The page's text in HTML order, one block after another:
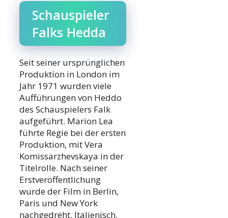
Schauspieler
Falks Hedda
Seit seiner ursprünglichen
Produktion in London im
Jahr 1971 wurden viele
Aufführungen von Heddo
des Schauspielers Falk
aufgeführt. Marion Lea
führte Regie bei der ersten
Produktion, mit Vera
Komissarzhevskaya in der
Titelrolle. Nach seiner
Erstveröffentlichung
wurde der Film in Berlin,
Paris und New York
nachgedreht. Italienisch,